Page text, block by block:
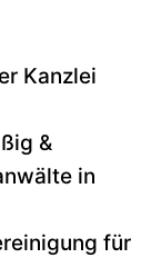
Kanzlei
&
in
für